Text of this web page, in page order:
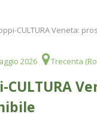
CULTURA Veneta:
2026 Trecenta
CULTURA